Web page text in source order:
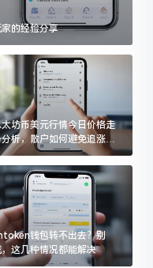
的经验分享
坊币美元行情今日价格走
析，散户如何避免追涨杀
套牢
钱包转不出去？别
这几种情况都能解决